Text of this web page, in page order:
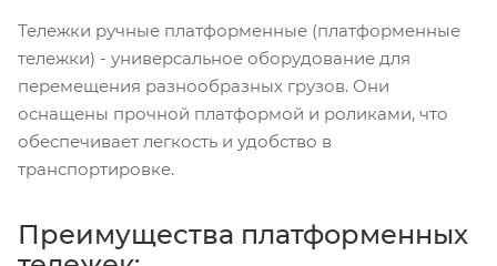
Тележки ручные платформенные (платформенные
тележки) - универсальное оборудование для
перемещения разнообразных грузов. Они
оснащены прочной платформой и роликами, что
обеспечивает легкость и удобство в
транспортировке.
Преимущества платформенных